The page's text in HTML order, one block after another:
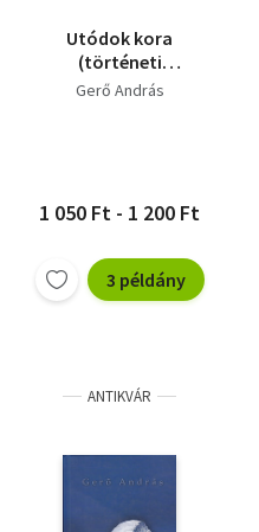
Utódok kora
(történeti
tanulmányok, esszék)
Gerő András
1 050 Ft - 1 200 Ft
3 példány
ANTIKVÁR